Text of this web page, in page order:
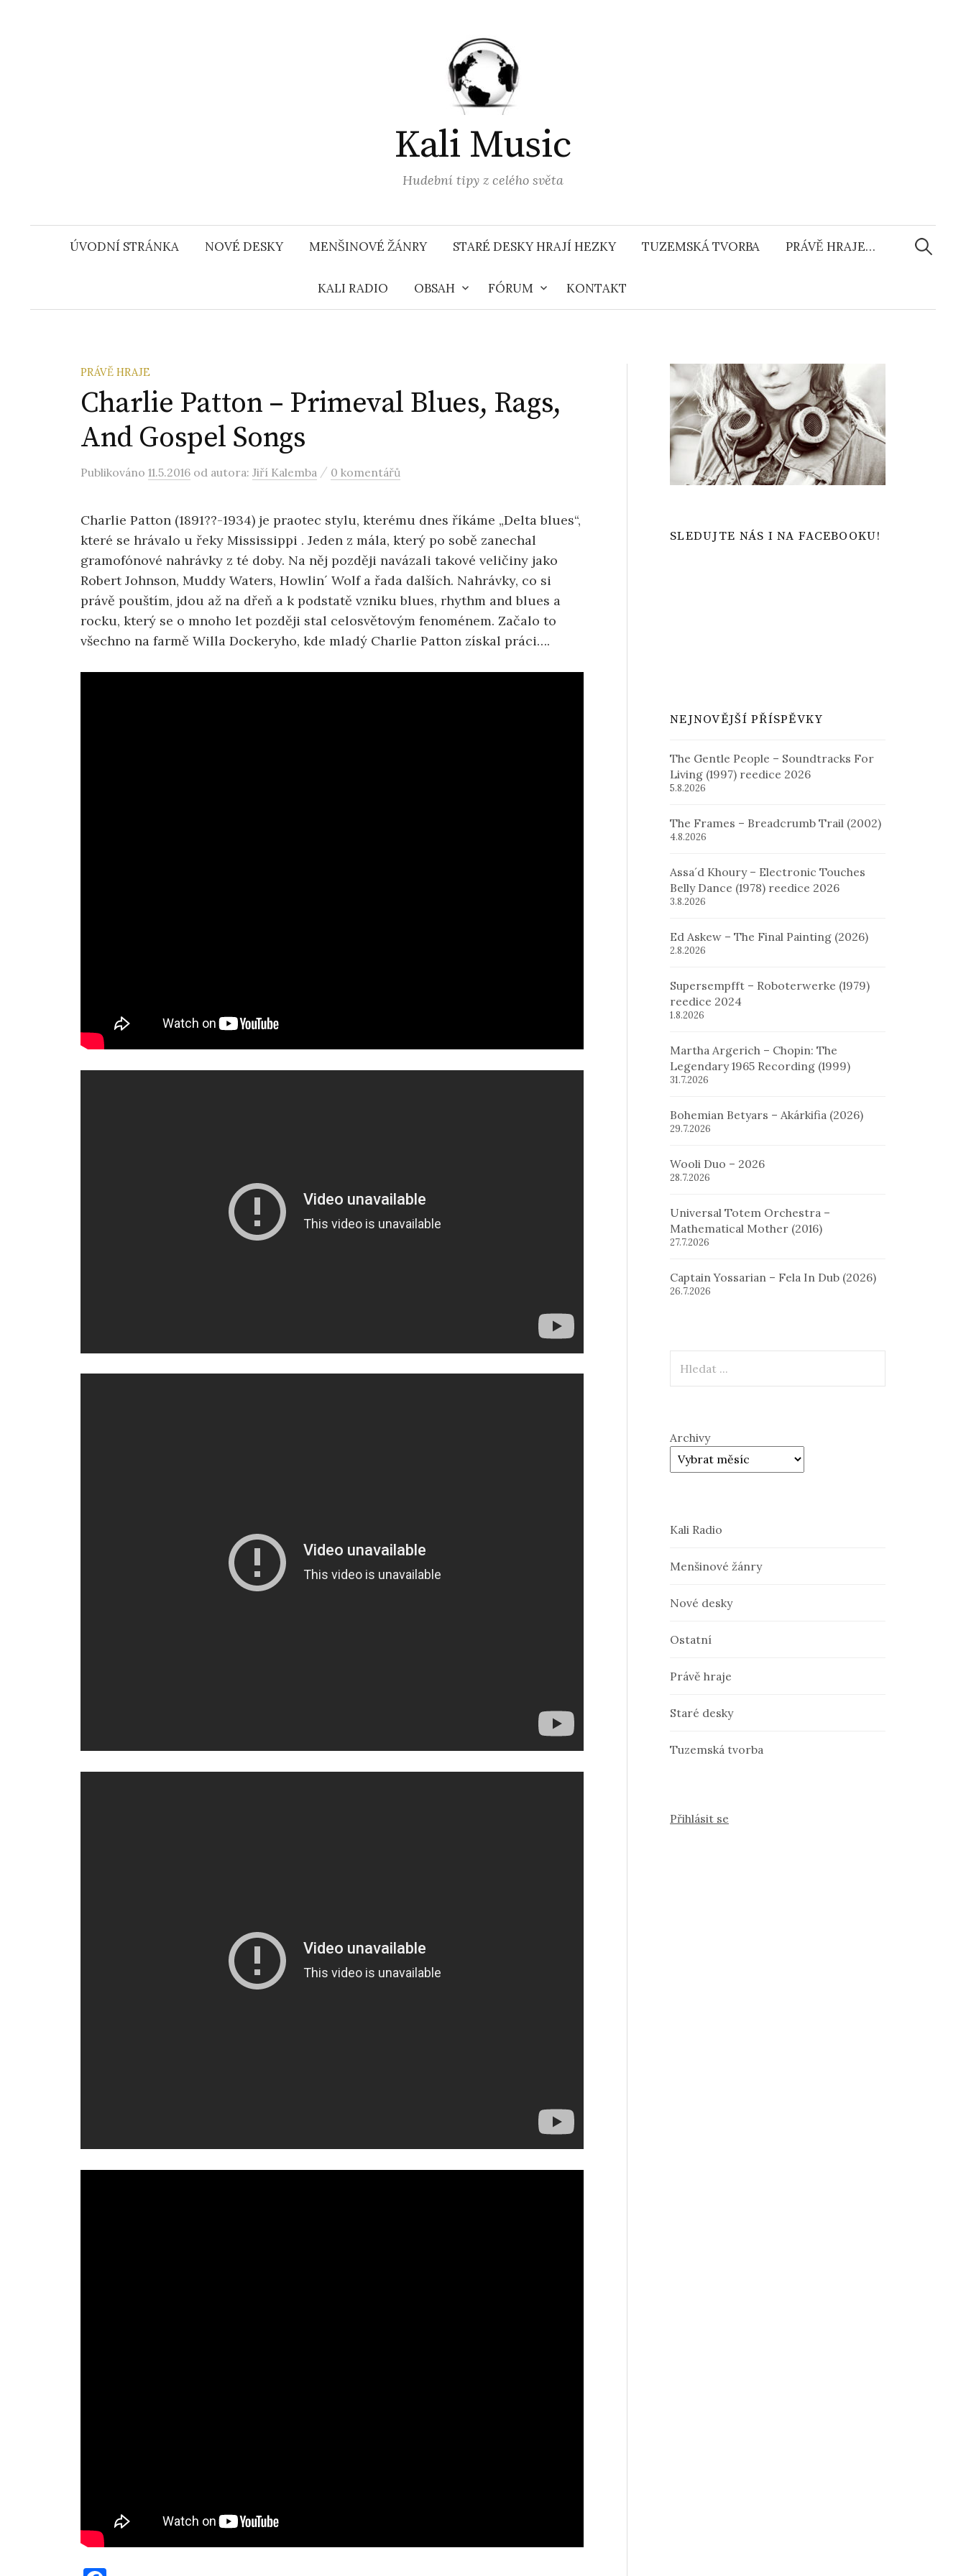
Kali Music
Hudební tipy z celého světa
ÚVODNÍ STRÁNKA NOVÉ DESKY MENŠINOVÉ ŽÁNRY STARÉ DESKY HRAJÍ HEZKY TUZEMSKÁ TVORBA PRÁVĚ HRAJE…
KALI RADIO OBSAH FÓRUM KONTAKT
PRÁVĚ HRAJE
Charlie Patton – Primeval Blues, Rags,
And Gospel Songs
Publikováno 11.5.2016 od autora: Jiří Kalemba / 0 komentářů
Charlie Patton (1891??-1934) je praotec stylu, kterému dnes říkáme „Delta blues“,
které se hrávalo u řeky Mississippi . Jeden z mála, který po sobě zanechal
gramofónové nahrávky z té doby. Na něj později navázali takové veličiny jako
Robert Johnson, Muddy Waters, Howlin´ Wolf a řada dalších. Nahrávky, co si
právě pouštím, jdou až na dřeň a k podstatě vzniku blues, rhythm and blues a
rocku, který se o mnoho let později stal celosvětovým fenoménem. Začalo to
všechno na farmě Willa Dockeryho, kde mladý Charlie Patton získal práci….
SLEDUJTE NÁS I NA FACEBOOKU!
NEJNOVĚJŠÍ PŘÍSPĚVKY
The Gentle People – Soundtracks For
Living (1997) reedice 2026
5.8.2026
The Frames – Breadcrumb Trail (2002)
4.8.2026
Assa´d Khoury – Electronic Touches
Belly Dance (1978) reedice 2026
3.8.2026
Ed Askew – The Final Painting (2026)
2.8.2026
Supersempfft – Roboterwerke (1979)
reedice 2024
1.8.2026
Martha Argerich – Chopin: The
Legendary 1965 Recording (1999)
31.7.2026
Bohemian Betyars – Akárkifia (2026)
29.7.2026
Wooli Duo – 2026
28.7.2026
Universal Totem Orchestra –
Mathematical Mother (2016)
27.7.2026
Captain Yossarian – Fela In Dub (2026)
26.7.2026
Archivy
Kali Radio
Menšinové žánry
Nové desky
Ostatní
Právě hraje
Staré desky
Tuzemská tvorba
Přihlásit se